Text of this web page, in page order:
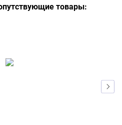
товары: